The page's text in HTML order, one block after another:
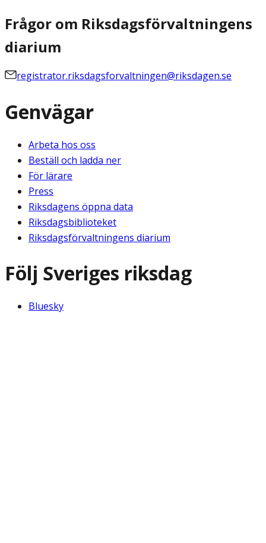
Frågor om Riksdagsförvaltningens
diarium
registrator.riksdagsforvaltningen@riksdagen.se
Genvägar
Arbeta hos oss
Beställ och ladda ner
För lärare
Press
Riksdagens öppna data
Riksdagsbiblioteket
Riksdagsförvaltningens diarium
Följ Sveriges riksdag
Bluesky